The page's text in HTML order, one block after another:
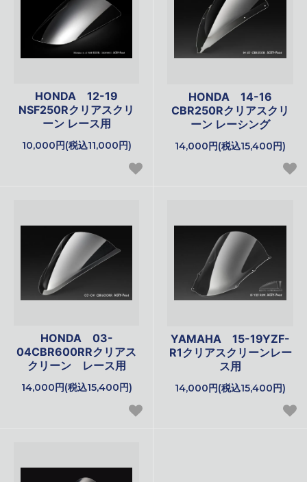
HONDA 12-19
NSF250Rクリアスクリ
ーン レース用
10,000円(税込11,000円)
HONDA 14-16
CBR250Rクリアスクリ
ーン レーシング
14,000円(税込15,400円)
HONDA 03-
04CBR600RRクリアス
クリーン レース用
14,000円(税込15,400円)
YAMAHA 15-19YZF-
R1クリアスクリーンレー
ス用
14,000円(税込15,400円)